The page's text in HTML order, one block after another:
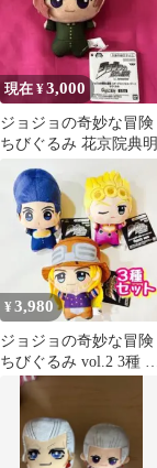
現在 ¥3,000
ジョジョの奇妙な冒険
ちびぐるみ 花京院典明
¥3,980
ジョジョの奇妙な冒険
ちびぐるみ vol.2 3種 セ
ット